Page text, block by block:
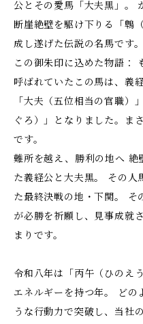
公とその愛馬「大夫黒」。
断崖絶壁を駆け下りる「鵯
成し遂げた伝説の名馬です。
この御朱印に込めた物語：
呼ばれていたこの馬は、義
「大夫（五位相当の官職）
ぐろ）」となりました。ま
です。
難所を越え、勝利の地へ 絶
た義経公と大夫黒。 その人
た最終決戦の地・下関。 そ
が必勝を祈願し、見事成就
まりです。
令和八年は「丙午（ひのえ
エネルギーを持つ年。 どの
うな行動力で突破し、当社